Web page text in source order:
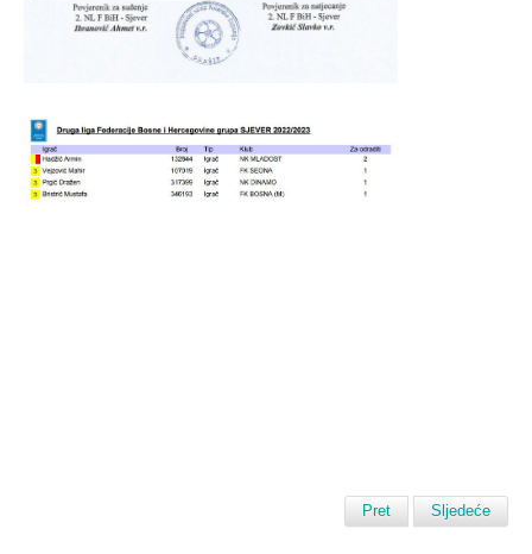
Pret Sljedeće